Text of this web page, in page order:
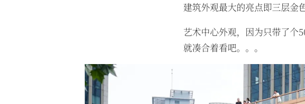
建筑外观最大的亮点即三层金
艺术中心外观，因为只带了个
就凑合着看吧。。。